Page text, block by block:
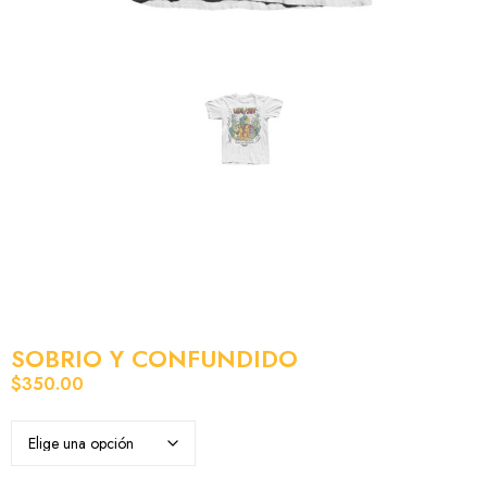
SOBRIO Y CONFUNDIDO
$350.00